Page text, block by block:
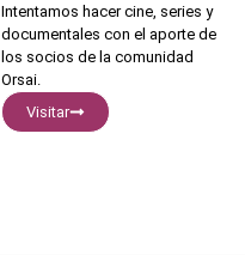
Intentamos hacer cine, series y
documentales con el aporte de
los socios de la comunidad
Orsai.
Visitar